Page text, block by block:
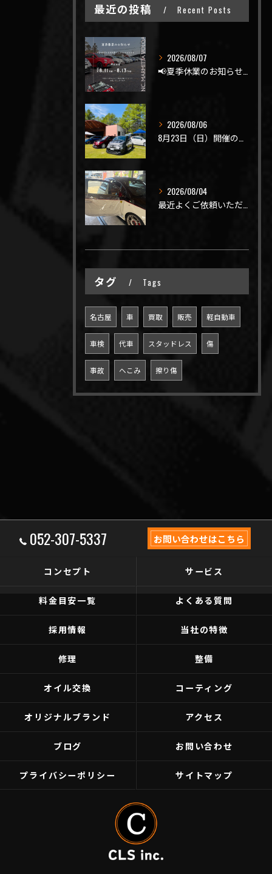
最近の投稿 Recent Posts
2026/08/07
2026/08/06
2026/08/04
タグ Tags
名古屋 車 買取 販売 軽自動車
車検 代車 スタッドレス 傷
事故 へこみ 擦り傷
052-307-5337 お問い合わせはこちら
コンセプト サービス
料金目安一覧 よくある質問
採用情報 当社の特徴
修理 整備
オイル交換 コーティング
オリジナルブランド アクセス
ブログ お問い合わせ
プライバシーポリシー サイトマップ